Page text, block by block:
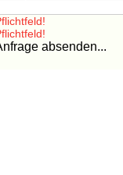
absenden...